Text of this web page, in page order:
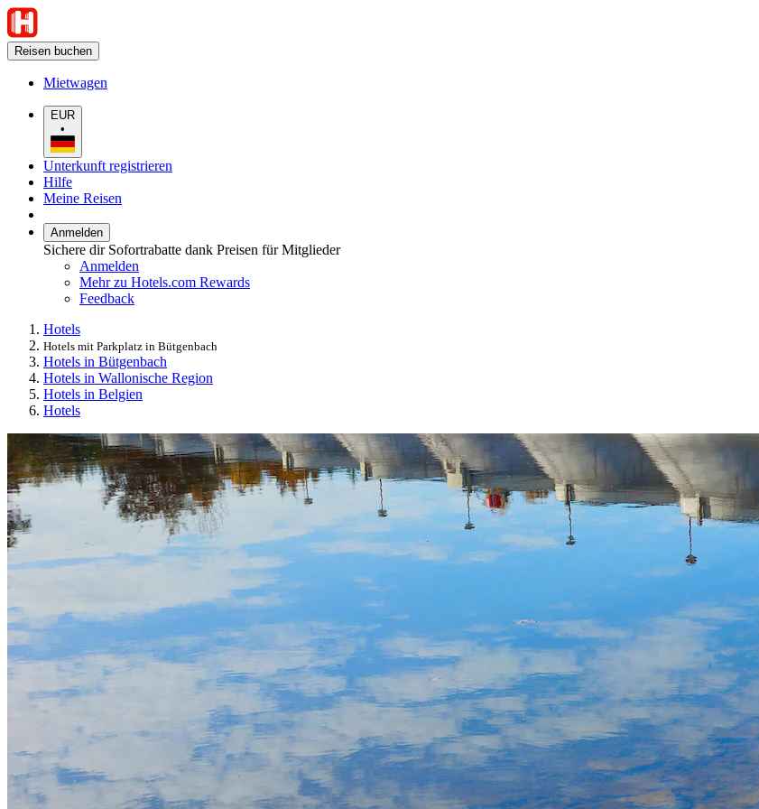
Reisen buchen
Mietwagen
EUR
•
Unterkunft registrieren
Hilfe
Meine Reisen
Anmelden
Sichere dir Sofortrabatte dank Preisen für Mitglieder
Anmelden
Mehr zu Hotels.com Rewards
Feedback
Hotels
Hotels mit Parkplatz in Bütgenbach
Hotels in Bütgenbach
Hotels in Wallonische Region
Hotels in Belgien
Hotels